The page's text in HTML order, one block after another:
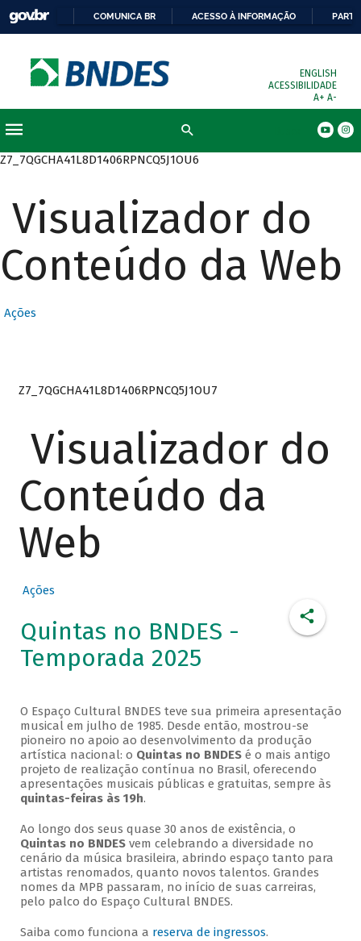
COMUNICA BR ACESSO À INFORMAÇÃO
ENGLISH
ACESSIBILIDADE
A+ A-
Z7_7QGCHA41L8D1406RPNCQ5J1OU6
Visualizador do
Conteúdo da Web
Ações
Z7_7QGCHA41L8D1406RPNCQ5J1OU7
Visualizador do
Conteúdo da
Web
Ações
Quintas no BNDES -
Temporada 2025
O Espaço Cultural BNDES teve sua primeira apresentação
musical em julho de 1985. Desde então, mostrou-se
pioneiro no apoio ao desenvolvimento da produção
artística nacional: o Quintas no BNDESé o mais antigo
projeto de realização contínua no Brasil, oferecendo
apresentações musicais públicas e gratuitas, sempre às
quintas-feiras às 19h.
Ao longo dos seus quase 30 anos de existência, o
Quintas no BNDESvem celebrando a diversidade no
cenário da música brasileira, abrindo espaço tanto para
artistas renomados, quanto novos talentos. Grandes
nomes da MPB passaram, no início de suas carreiras,
pelo palco do Espaço Cultural BNDES.
Saiba como funciona a reserva de ingressos.